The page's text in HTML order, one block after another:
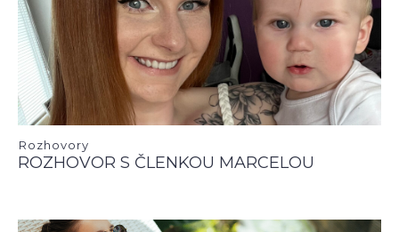
Rozhovory
ROZHOVOR S ČLENKOU MARCELOU